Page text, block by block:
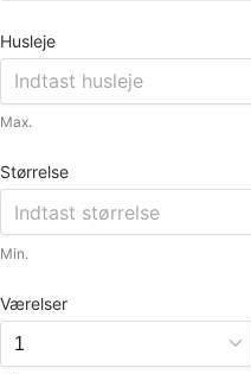
Husleje
Max.
Størrelse
Min.
Værelser